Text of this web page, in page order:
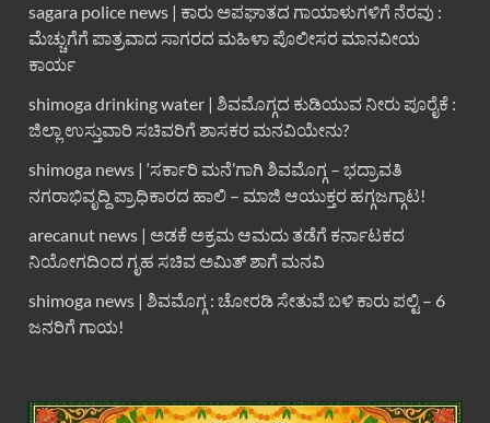
sagara police news | ಕಾರು ಅಪಘಾತದ ಗಾಯಾಳುಗಳಿಗೆ ನೆರವು :
ಮೆಚ್ಚುಗೆಗೆ ಪಾತ್ರವಾದ ಸಾಗರದ ಮಹಿಳಾ ಪೊಲೀಸರ ಮಾನವೀಯ
ಕಾರ್ಯ
shimoga drinking water | ಶಿವಮೊಗ್ಗದ ಕುಡಿಯುವ ನೀರು ಪೂರೈಕೆ :
ಜಿಲ್ಲಾ ಉಸ್ತುವಾರಿ ಸಚಿವರಿಗೆ ಶಾಸಕರ ಮನವಿಯೇನು?
shimoga news | ‘ಸರ್ಕಾರಿ ಮನೆ’ಗಾಗಿ ಶಿವಮೊಗ್ಗ – ಭದ್ರಾವತಿ
ನಗರಾಭಿವೃದ್ದಿ ಪ್ರಾಧಿಕಾರದ ಹಾಲಿ – ಮಾಜಿ ಆಯುಕ್ತರ ಹಗ್ಗಜಗ್ಗಾಟ!
arecanut news | ಅಡಕೆ ಅಕ್ರಮ ಆಮದು ತಡೆಗೆ ಕರ್ನಾಟಕದ
ನಿಯೋಗದಿಂದ ಗೃಹ ಸಚಿವ ಅಮಿತ್ ಶಾಗೆ ಮನವಿ
shimoga news | ಶಿವಮೊಗ್ಗ : ಚೋರಡಿ ಸೇತುವೆ ಬಳಿ ಕಾರು ಪಲ್ಟಿ – 6
ಜನರಿಗೆ ಗಾಯ!